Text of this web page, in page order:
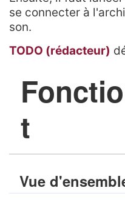
se connecter à
son.
TODO (rédacteur)
t
Vue